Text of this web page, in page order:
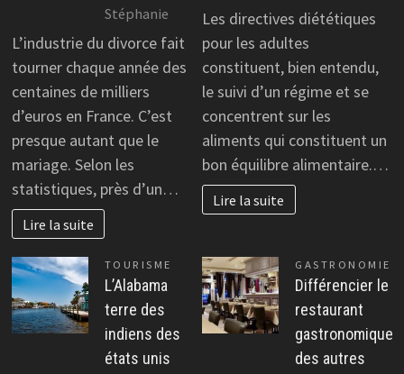
Stéphanie
L’industrie du divorce fait
tourner chaque année des
centaines de milliers
d’euros en France. C’est
presque autant que le
mariage. Selon les
statistiques, près d’un…
Lire la suite
Les directives diététiques
pour les adultes
constituent, bien entendu,
le suivi d’un régime et se
concentrent sur les
aliments qui constituent un
bon équilibre alimentaire.…
Lire la suite
TOURISME
L’Alabama
terre des
indiens des
états unis
GASTRONOMIE
Différencier le
restaurant
gastronomique
des autres